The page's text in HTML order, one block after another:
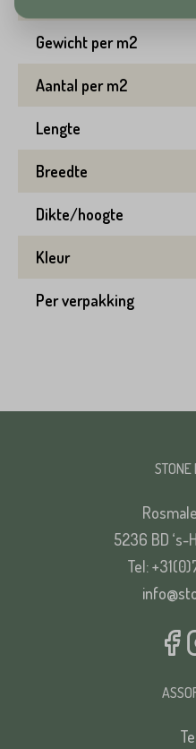
Gewicht per m2
Aantal per m2
Lengte
Breedte
Dikte/hoogte
Kleur
Per verpakking
Straat*
Plaats*
Straat*
Plaats*
STONE
5236 BD
Tel: